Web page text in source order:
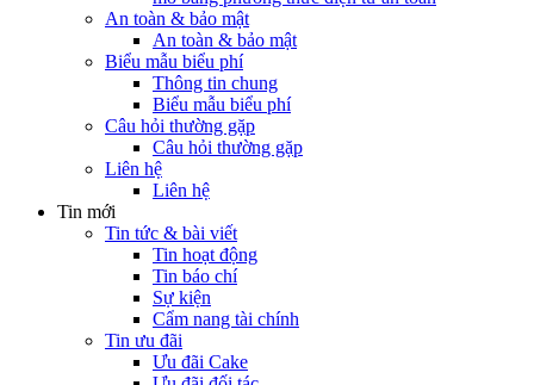
An toàn & bảo mật
An toàn & bảo mật
Biểu mẫu biểu phí
Thông tin chung
Biểu mẫu biểu phí
Câu hỏi thường gặp
Câu hỏi thường gặp
Liên hệ
Liên hệ
Tin mới
Tin tức & bài viết
Tin hoạt động
Tin báo chí
Sự kiện
Cẩm nang tài chính
Tin ưu đãi
Ưu đãi Cake